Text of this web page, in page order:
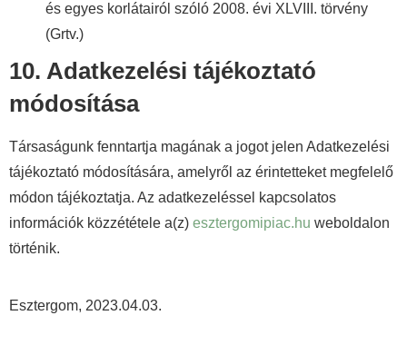
és egyes korlátairól szóló 2008. évi XLVIII. törvény
(Grtv.)
10. Adatkezelési tájékoztató
módosítása
Társaságunk fenntartja magának a jogot jelen Adatkezelési
tájékoztató módosítására, amelyről az érintetteket megfelelő
módon tájékoztatja. Az adatkezeléssel kapcsolatos
információk közzététele a(z) esztergomipiac.hu weboldalon
történik.
Esztergom, 2023.04.03.